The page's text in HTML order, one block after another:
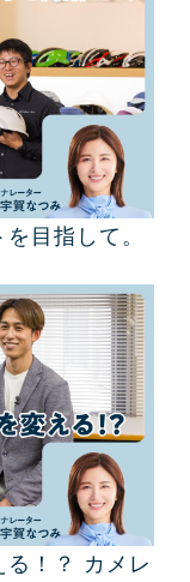
目指して。
！？ カメレ